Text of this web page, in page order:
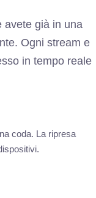
avete già in una
Ogni stream e
in tempo reale
coda. La ripresa